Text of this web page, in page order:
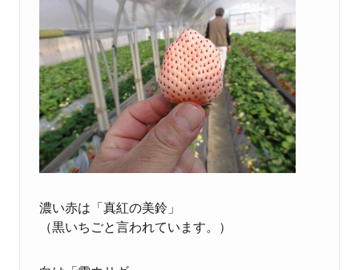
濃い赤は「真紅の美鈴」
（黒いちごと言われています。）